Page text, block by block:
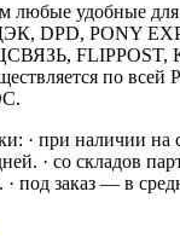
любые удобные для
DPD, PONY
FLIPPOST,
по всей
· при наличии на
· со складов
· под заказ — в